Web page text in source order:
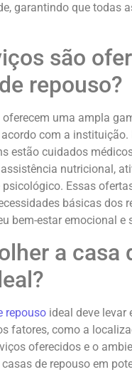
garantindo que todas
são
repouso?
uma ampla
com a instituição.
estão cuidados
nutricional,
psicológico. Essas
básicas dos
bem-estar emocional e
a casa
repouso ideal deve levar
fatores, como a
oferecidos e o
de repouso em